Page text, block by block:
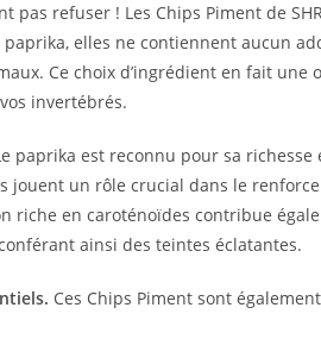
pas refuser ! Les Chips Piment de
paprika, elles ne contiennent aucun
Ce choix d’ingrédient en fait
invertébrés.
paprika est reconnu pour sa
jouent un rôle crucial dans le
riche en caroténoïdes contribue
ainsi des teintes éclatantes.
Ces Chips Piment sont